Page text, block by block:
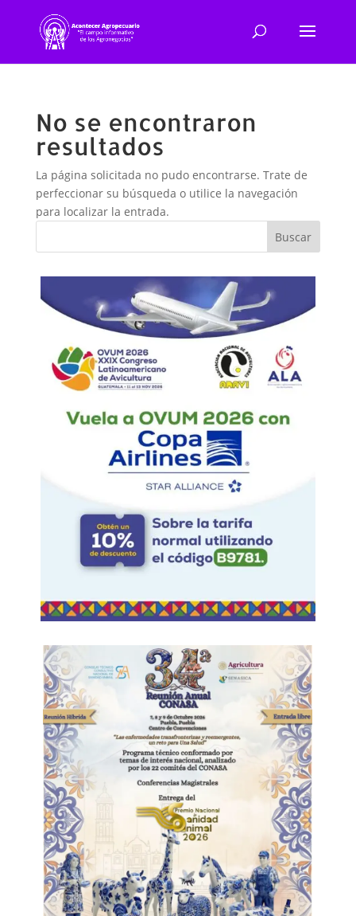
No se encontraron
resultados
La página solicitada no pudo encontrarse. Trate de
perfeccionar su búsqueda o utilice la navegación
para localizar la entrada.
Buscar